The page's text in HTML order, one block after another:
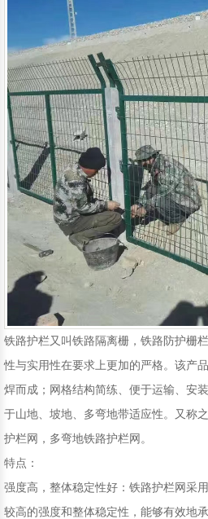
人行道护栏 绿化护栏
移动护栏 铁路护栏
围挡
铁路护栏又叫铁路隔离栅，铁路防护栅
性与实用性在要求上更加的严格。该产
焊而成；网格结构简练、便于运输、安
于山地、坡地、多弯地带适应性。又称
护栏网，多弯地铁路护栏网。
特点：
强度高，‌整体稳定性好：‌铁路护栏网采
较高的强度和整体稳定性，‌能够有效地